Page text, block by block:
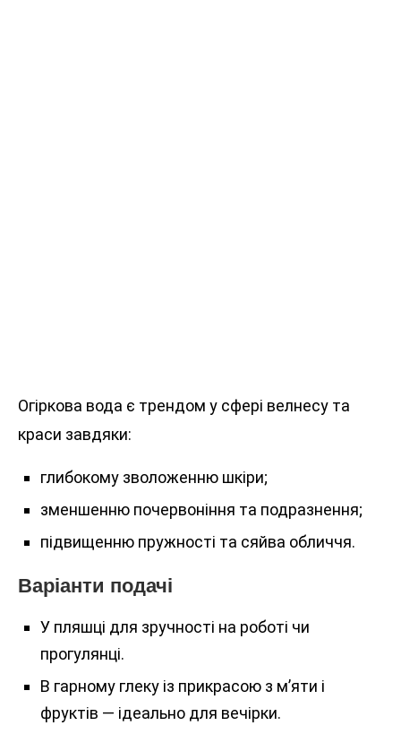
Огіркова вода є трендом у сфері велнесу та
краси завдяки:
глибокому зволоженню шкіри;
зменшенню почервоніння та подразнення;
підвищенню пружності та сяйва обличчя.
Варіанти подачі
У пляшці для зручності на роботі чи
прогулянці.
В гарному глеку із прикрасою з м’яти і
фруктів — ідеально для вечірки.